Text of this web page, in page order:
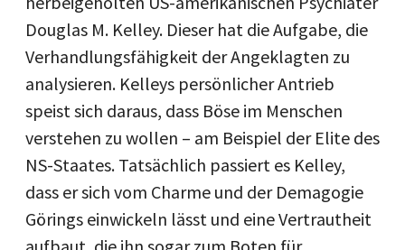
Douglas M. Kelley. Dieser hat die Aufgabe, die
Verhandlungsfähigkeit der Angeklagten zu
analysieren. Kelleys persönlicher Antrieb
speist sich daraus, dass Böse im Menschen
verstehen zu wollen – am Beispiel der Elite des
NS-Staates. Tatsächlich passiert es Kelley,
dass er sich vom Charme und der Demagogie
Görings einwickeln lässt und eine Vertrautheit